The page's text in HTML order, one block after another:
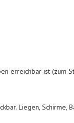
erreichbar ist (zum
Liegen, Schirme,